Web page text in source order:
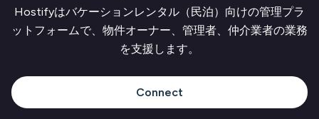
Hostifyはバケーションレンタル（民泊）向けの管理プラ
ットフォームで、物件オーナー、管理者、仲介業者の業務
を支援します。
Connect